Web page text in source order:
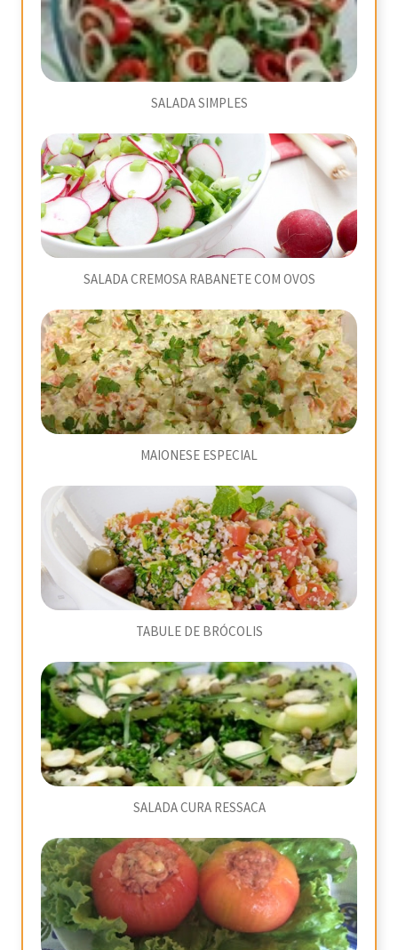
SALADA SIMPLES
SALADA CREMOSA RABANETE COM OVOS
MAIONESE ESPECIAL
TABULE DE BRÓCOLIS
SALADA CURA RESSACA